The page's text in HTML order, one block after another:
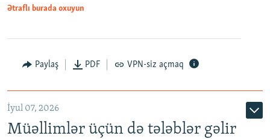
Ətraflı burada oxuyun
Paylaş PDF VPN-siz açmaq
İyul 07, 2026
Müəllimlər üçün də tələblər gəlir